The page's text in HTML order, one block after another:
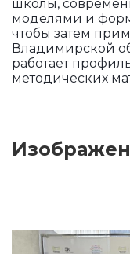
школы,
моделями и
чтобы затем
Владимирской
работает
методических